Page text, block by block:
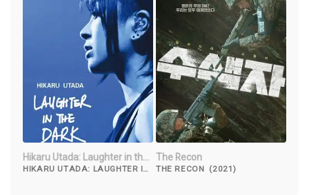
Hikaru Utada: Laughter in the
Dark Tour 2018
HIKARU UTADA: LAUGHTER IN
The Recon
THE RECON (2021)